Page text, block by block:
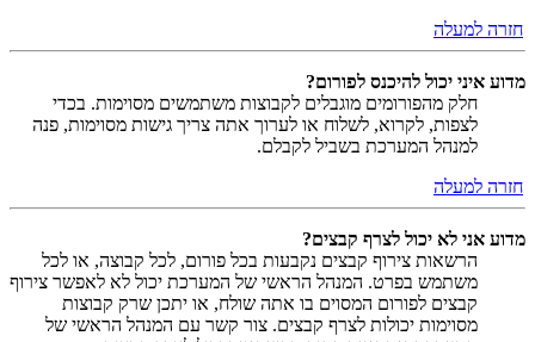
חזרה למעלה
מדוע איני יכול להיכנס לפורום?
חלק מהפורומים מוגבלים לקבוצות משתמשים מסוימות. בכדי
לצפות, לקרוא, לשלוח או לערוך אתה צריך גישות מסוימות, פנה
למנהל המערכת בשביל לקבלם.
חזרה למעלה
מדוע אני לא יכול לצרף קבצים?
הרשאות צירוף קבצים נקבעות בכל פורום, לכל קבוצה, או לכל
משתמש בפרט. המנהל הראשי של המערכת יכול לא לאפשר צירוף
קבצים לפורום המסוים בו אתה שולח, או יתכן שרק קבוצות
מסוימות יכולות לצרף קבצים. צור קשר עם המנהל הראשי של